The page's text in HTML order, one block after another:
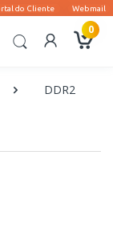
0
DDR2